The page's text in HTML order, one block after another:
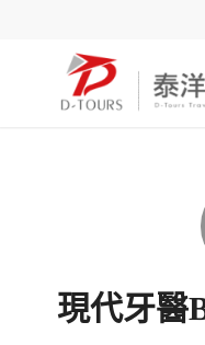
現代牙醫